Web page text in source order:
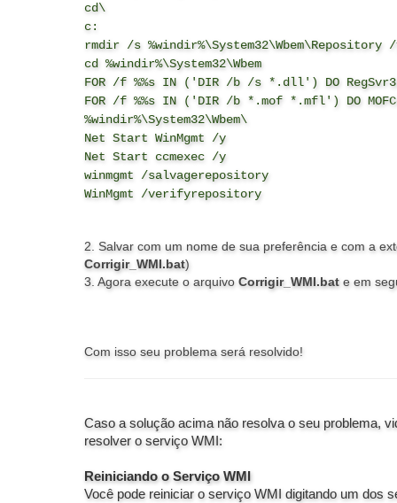
cd\
c:
rmdir /s %windir%\System32\Wbem\Repository
cd %windir%\System32\Wbem
FOR /f %%s IN ('DIR /b /s *.dll') DO
FOR /f %%s IN ('DIR /b *.mof *.mfl') DO
%windir%\System32\Wbem\
Net Start WinMgmt /y
Net Start ccmexec /y
winmgmt /salvagerepository
WinMgmt /verifyrepository
2. Salvar com um nome de sua preferência e com a
Corrigir_WMI.bat)
3. Agora execute o arquivo Corrigir_WMI.bat e em
Com isso seu problema será resolvido!
Caso a solução acima não resolva o seu problema,
resolver o serviço WMI:
Reiniciando o Serviço WMI
Você pode reiniciar o serviço WMI digitando um dos